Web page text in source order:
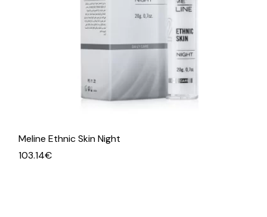
Meline Ethnic Skin Night
103.14€